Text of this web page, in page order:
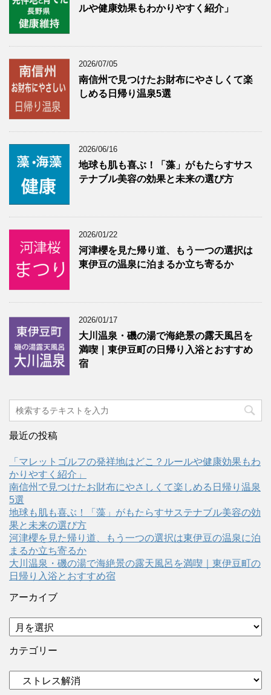
ルや健康効果もわかりやすく紹介」
2026/07/05
南信州で見つけたお財布にやさしくて楽
しめる日帰り温泉5選
2026/06/16
地球も肌も喜ぶ！「藻」がもたらすサス
テナブル美容の効果と未来の選び方
2026/01/22
河津櫻を見た帰り道、もう一つの選択は
東伊豆の温泉に泊まるか立ち寄るか
2026/01/17
大川温泉・磯の湯で海絶景の露天風呂を
満喫｜東伊豆町の日帰り入浴とおすすめ
宿
最近の投稿
「マレットゴルフの発祥地はどこ？ルールや健康効果もわ
かりやすく紹介」
南信州で見つけたお財布にやさしくて楽しめる日帰り温泉
5選
地球も肌も喜ぶ！「藻」がもたらすサステナブル美容の効
果と未来の選び方
河津櫻を見た帰り道、もう一つの選択は東伊豆の温泉に泊
まるか立ち寄るか
大川温泉・磯の湯で海絶景の露天風呂を満喫｜東伊豆町の
日帰り入浴とおすすめ宿
アーカイブ
ア
ー
カ
ブ
カテゴリー
テ